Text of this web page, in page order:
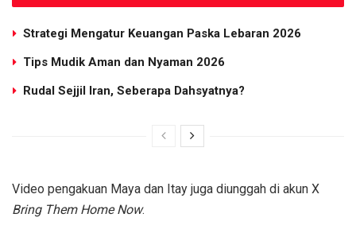
Strategi Mengatur Keuangan Paska Lebaran 2026
Tips Mudik Aman dan Nyaman 2026
Rudal Sejjil Iran, Seberapa Dahsyatnya?
Video pengakuan Maya dan Itay juga diunggah di akun X
Bring Them Home Now.